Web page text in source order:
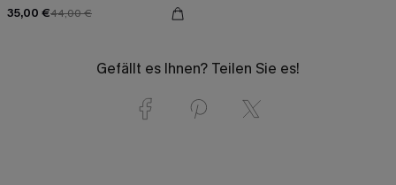
35,00 €44,00 €
Gefällt es Ihnen? Teilen Sie es!